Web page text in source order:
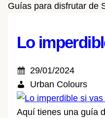
Guías para disfrutar de
Lo
29/01/2024
Urban Colours
Aquí tienes una guía